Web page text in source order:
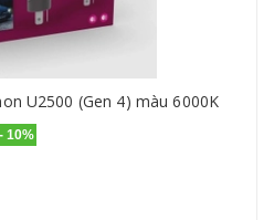
U2500 (Gen 4) màu 6000K
- 10%